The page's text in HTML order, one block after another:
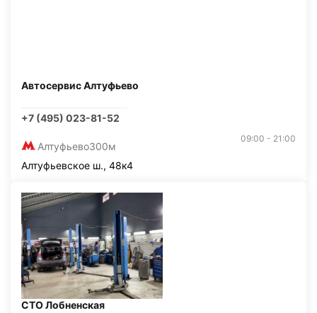
Автосервис Алтуфьево
+7 (495) 023-81-52
Алтуфьево300м
09:00 - 21:00
Алтуфьевское ш., 48к4
СТО Лобненская